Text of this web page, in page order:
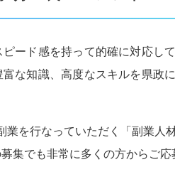
ード感を持って的確に対応し
な知識、高度なスキルを県政
を行なっていただく「副業人
集でも非常に多くの方からご